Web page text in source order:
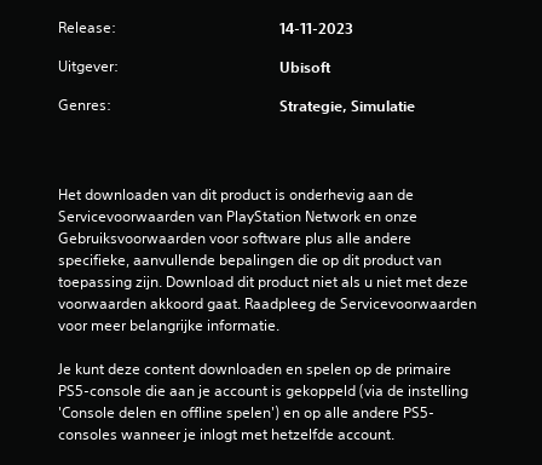
Release: 14-11-2023
Uitgever: Ubisoft
Genres: Strategie, Simulatie
Het downloaden van dit product is onderhevig aan de
Servicevoorwaarden van PlayStation Network en onze
Gebruiksvoorwaarden voor software plus alle andere
specifieke, aanvullende bepalingen die op dit product van
toepassing zijn. Download dit product niet als u niet met deze
voorwaarden akkoord gaat. Raadpleeg de Servicevoorwaarden
voor meer belangrijke informatie.
Je kunt deze content downloaden en spelen op de primaire
PS5-console die aan je account is gekoppeld (via de instelling
'Console delen en offline spelen') en op alle andere PS5-
consoles wanneer je inlogt met hetzelfde account.